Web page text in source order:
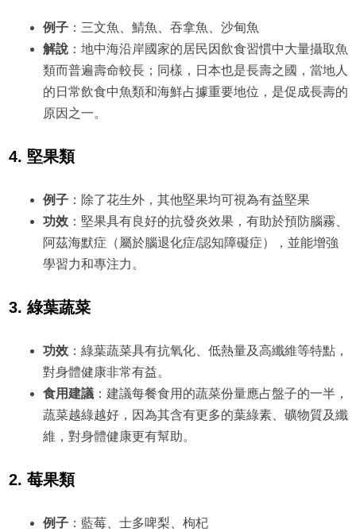
例子：三文魚、鯖魚、吞拿魚、沙甸魚
解說：地中海沿岸國家的居民因飲食習慣中大量攝取魚
類而普遍壽命較長；同樣，日本也是長壽之國，當地人
的日常飲食中魚類和海鮮占據重要地位，是促成長壽的
原因之一。
4. 堅果類
例子：除了花生外，其他堅果均可視為有益堅果
功效：堅果具有良好的抗發炎效果，有助於預防腦霧、
阿茲海默症（屬於腦退化症/認知障礙症），並能增強
學習力和專注力。
3. 綠葉蔬菜
功效：綠葉蔬菜具有抗氧化、低熱量及高纖維等特點，
對身體健康非常有益。
食用建議：建議每餐食用的蔬菜份量應占盤子的一半，
蔬菜越綠越好，因為其含有更多的葉綠素、礦物質及纖
維，對身體健康更有幫助。
2. 莓果類
例子：藍莓、士多啤梨、枸杞